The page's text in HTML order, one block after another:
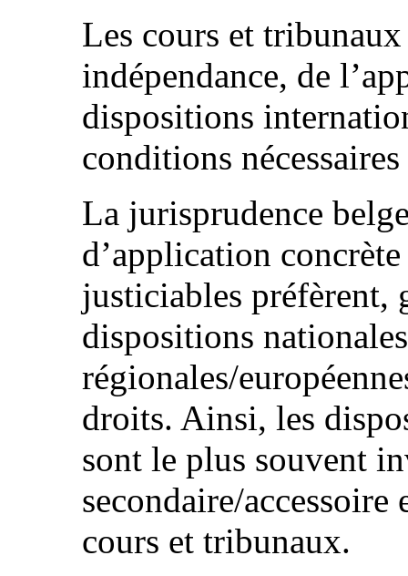
Les cours et
indépendance, de
dispositions
conditions
La jurisprudence
d’application
justiciables préfèrent,
dispositions
régionales/
droits. Ainsi, les
sont le plus souvent
secondaire/accessoire
cours et tribunaux.